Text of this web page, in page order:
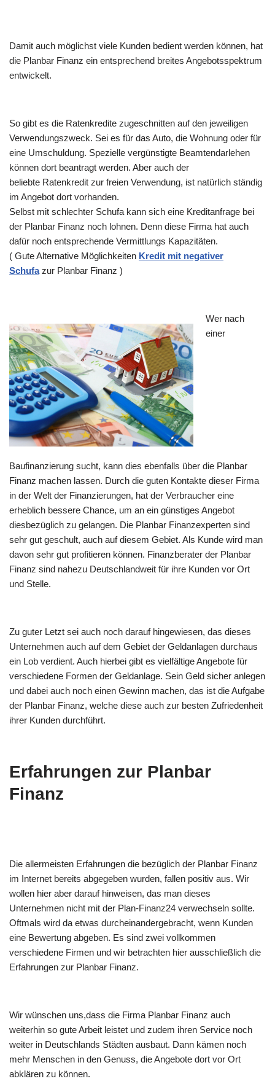
Damit auch möglichst viele Kunden bedient werden können, hat
die Planbar Finanz ein entsprechend breites Angebotsspektrum
entwickelt.
So gibt es die Ratenkredite zugeschnitten auf den jeweiligen
Verwendungszweck. Sei es für das Auto, die Wohnung oder für
eine Umschuldung. Spezielle vergünstigte Beamtendarlehen
können dort beantragt werden. Aber auch der
beliebte Ratenkredit zur freien Verwendung, ist natürlich ständig
im Angebot dort vorhanden.
Selbst mit schlechter Schufa kann sich eine Kreditanfrage bei
der Planbar Finanz noch lohnen. Denn diese Firma hat auch
dafür noch entsprechende Vermittlungs Kapazitäten.
( Gute Alternative Möglichkeiten Kredit mit negativer
Schufazur Planbar Finanz )
Wer nach
einer
Baufinanzierung sucht, kann dies ebenfalls über die Planbar
Finanz machen lassen. Durch die guten Kontakte dieser Firma
in der Welt der Finanzierungen, hat der Verbraucher eine
erheblich bessere Chance, um an ein günstiges Angebot
diesbezüglich zu gelangen. Die Planbar Finanzexperten sind
sehr gut geschult, auch auf diesem Gebiet. Als Kunde wird man
davon sehr gut profitieren können. Finanzberater der Planbar
Finanz sind nahezu Deutschlandweit für ihre Kunden vor Ort
und Stelle.
Zu guter Letzt sei auch noch darauf hingewiesen, das dieses
Unternehmen auch auf dem Gebiet der Geldanlagen durchaus
ein Lob verdient. Auch hierbei gibt es vielfältige Angebote für
verschiedene Formen der Geldanlage. Sein Geld sicher anlegen
und dabei auch noch einen Gewinn machen, das ist die Aufgabe
der Planbar Finanz, welche diese auch zur besten Zufriedenheit
ihrer Kunden durchführt.
Erfahrungen zur Planbar
Finanz
Die allermeisten Erfahrungen die bezüglich der Planbar Finanz
im Internet bereits abgegeben wurden, fallen positiv aus. Wir
wollen hier aber darauf hinweisen, das man dieses
Unternehmen nicht mit der Plan-Finanz24 verwechseln sollte.
Oftmals wird da etwas durcheinandergebracht, wenn Kunden
eine Bewertung abgeben. Es sind zwei vollkommen
verschiedene Firmen und wir betrachten hier ausschließlich die
Erfahrungen zur Planbar Finanz.
Wir wünschen uns,dass die Firma Planbar Finanz auch
weiterhin so gute Arbeit leistet und zudem ihren Service noch
weiter in Deutschlands Städten ausbaut. Dann kämen noch
mehr Menschen in den Genuss, die Angebote dort vor Ort
abklären zu können.